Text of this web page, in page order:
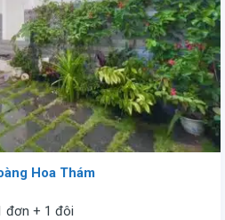
Hoa Thám
đơn + 1 đôi